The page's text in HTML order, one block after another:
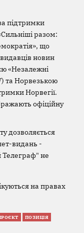
підтримки
разом:
що
видавців новин
«Незалежні
та Норвезькою
Норвегії.
офіційну
дозволяється
видань -
не
на правах
ПОЗИЦІЯ